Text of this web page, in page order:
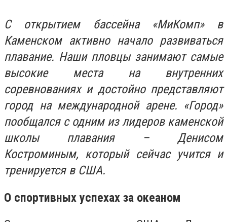
С открытием бассейна «МиКомп» в
Каменском активно начало развиваться
плавание. Наши пловцы занимают самые
высокие места на внутренних
соревнованиях и достойно представляют
город на международной арене. «Город»
пообщался с одним из лидеров каменской
школы плавания – Денисом
Костроминым, который сейчас учится и
тренируется в США.
О спортивных успехах за океаном